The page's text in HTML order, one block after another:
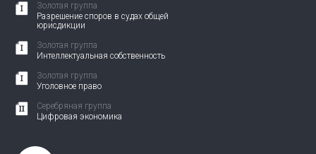
Золотая группа
Разрешение споров в судах общей
юрисдикции
Золотая группа
Интеллектуальная собственность
Золотая группа
Уголовное право
Серебряная группа
Цифровая экономика